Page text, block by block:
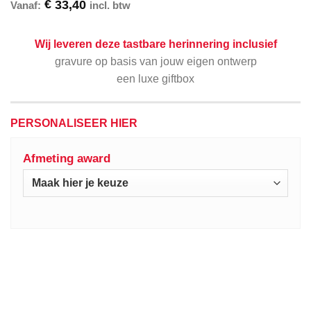
Vanaf: € 33,40 incl. btw
Wij leveren deze tastbare herinnering inclusief
gravure op basis van jouw eigen ontwerp
een luxe giftbox
PERSONALISEER HIER
Afmeting award